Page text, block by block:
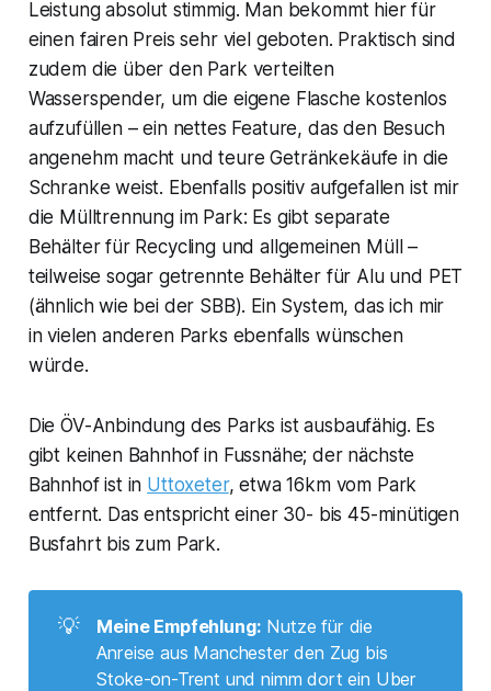
Leistung absolut stimmig. Man bekommt hier für
einen fairen Preis sehr viel geboten. Praktisch sind
zudem die über den Park verteilten
Wasserspender, um die eigene Flasche kostenlos
aufzufüllen – ein nettes Feature, das den Besuch
angenehm macht und teure Getränkekäufe in die
Schranke weist. Ebenfalls positiv aufgefallen ist mir
die Mülltrennung im Park: Es gibt separate
Behälter für Recycling und allgemeinen Müll –
teilweise sogar getrennte Behälter für Alu und PET
(ähnlich wie bei der SBB). Ein System, das ich mir
in vielen anderen Parks ebenfalls wünschen
würde.
Die ÖV-Anbindung des Parks ist ausbaufähig. Es
gibt keinen Bahnhof in Fussnähe; der nächste
Bahnhof ist in Uttoxeter, etwa 16km vom Park
entfernt. Das entspricht einer 30- bis 45-minütigen
Busfahrt bis zum Park.
💡 Meine Empfehlung: Nutze für die
Anreise aus Manchester den Zug bis
Stoke-on-Trent und nimm dort ein Uber